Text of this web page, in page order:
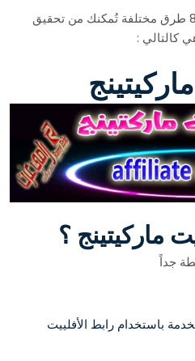
في هذا المقال أود التركيز على 8 طرق مختلفة تُمكنك من تحقيق
كالتالي :
ماركيتينج ؟
باستخدام رابط الأفلييت